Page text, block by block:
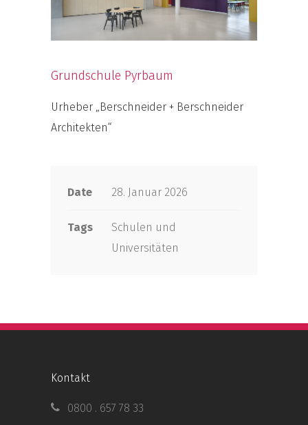
Grundschule Pyrbaum
Urheber „Berschneider + Berschneider
Architekten“
Date 28. Januar 2026
Tags
Schulen und
Universitäten
Kontakt
0800 . 657 78 33